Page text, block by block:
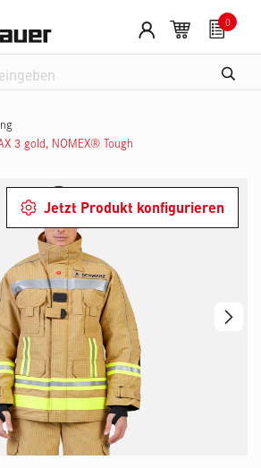
0
3 gold, NOMEX® Tough
Jetzt Produkt konfigurieren